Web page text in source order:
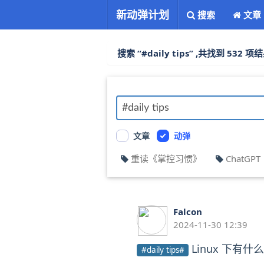
新动弹计划 搜索 文章
搜索 “#daily tips” ,共找到 532 项
文章 动弹
重读《掌控习惯》 ChatGPT
Falcon
2024-11-30 12:39
#daily tips#
Linux 下有什